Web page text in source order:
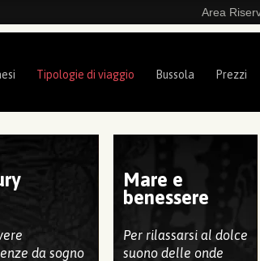
Area
Tipologie di viaggio Bussola Prezzi
da sogno
Mare e
benessere
Per rilassarsi al dolce
suono delle onde